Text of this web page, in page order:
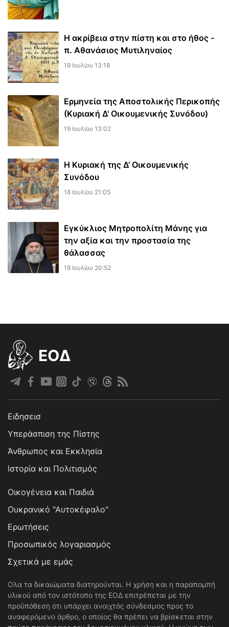
Η ακρίβεια στην πίστη και στο ήθος -
π. Αθανάσιος Μυτιληναίος
19 Ιουλίου 13:18
Ερμηνεία της Αποστολικής Περικοπής
(Κυριακή Δ' Οικουμενικής Συνόδου)
19 Ιουλίου 13:02
Η Κυριακή της Δ’ Οικουμενικής
Συνόδου
18 Ιουλίου 21:05
Εγκύκλιος Μητροπολίτη Μάνης για
την αξία και την προστασία της
θάλασσας
18 Ιουλίου 20:52
EOΔ
Ειδησεισ
Υπεράσπιση της Πίστης
Άνθρωπος και Εκκλησία
Ιστορία και Πολιτισμός
Οικογένεια και Παιδιά
Ουκρανικό "Αυτοκέφαλο"
Ερωτήσεις
Προσωπικός λογαριασμός
Σχετικά με εμάς
Ολα τα δικαιώματα διατηρούνται. Η χρήση και η παραπομπή
υλικού από τον ιστότοπο της ΕΟΔ επιτρέπεται με την
προϋπόθεση ότι υπάρχει ανοιχτός σύνδεσμος προς το
αναφερόμενο άρθρο, ο οποίος θα πρέπει να βρίσκεται στην